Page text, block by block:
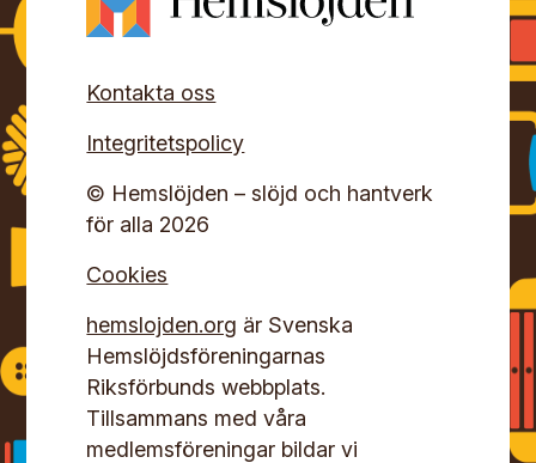
Kontakta oss
Integritetspolicy
© Hemslöjden – slöjd och hantverk
för alla 2026
Cookies
hemslojden.org är Svenska
Hemslöjdsföreningarnas
Riksförbunds webbplats.
Tillsammans med våra
medlemsföreningar bildar vi